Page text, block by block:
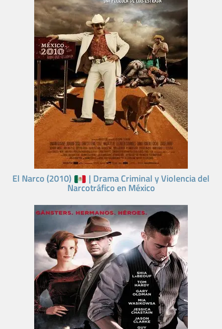
El Narco (2010) | Drama Criminal y Violencia del
Narcotráfico en México